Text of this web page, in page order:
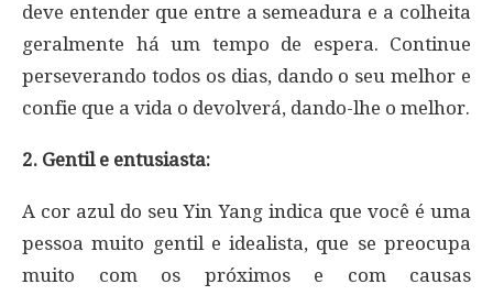
deve entender que entre a semeadura e a colheita
geralmente há um tempo de espera. Continue
perseverando todos os dias, dando o seu melhor e
confie que a vida o devolverá, dando-lhe o melhor.
2. Gentil e entusiasta:
A cor azul do seu Yin Yang indica que você é uma
pessoa muito gentil e idealista, que se preocupa
muito com os próximos e com causas